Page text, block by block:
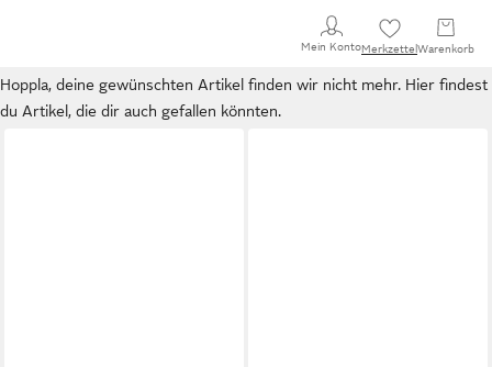
Mein KontoMerkzettel Warenkorb
Hoppla, deine gewünschten Artikel finden wir nicht mehr. Hier findest
du Artikel, die dir auch gefallen könnten.